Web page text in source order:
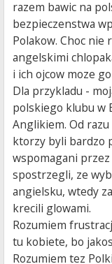
razem bawic na
bezpieczenstwa
Polakow. Choc nie
angelskimi
i ich ojcow moze
Dla przykladu -
polskiego klubu w
Anglikiem. Od
ktorzy byli bardzo
wspomagani
spostrzegli, ze
angielsku, wtedy
krecili glowami.
Rozumiem
tu kobiete, bo
Rozumiem tez